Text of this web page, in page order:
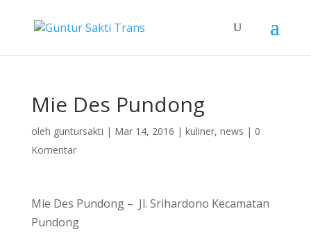
Mie Des Pundong
oleh guntursakti | Mar 14, 2016 | kuliner, news | 0
Komentar
Mie Des Pundong – Jl. Srihardono Kecamatan
Pundong